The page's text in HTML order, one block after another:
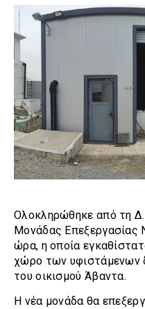
Ολοκληρώθηκε από τη
Μονάδας Επεξεργασίας
ώρα, η οποία
χώρο των υφιστάμενων
του οικισμού Άβαντα.
Η νέα μονάδα θα